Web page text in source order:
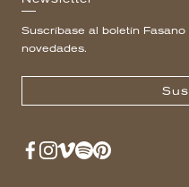
Suscríbase al boletín
novedades.